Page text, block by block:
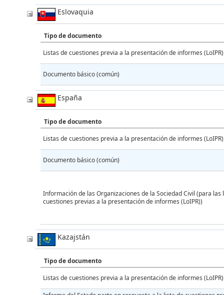
Eslovaquia
Tipo de documento
Listas de cuestiones previa a la presentación de informes (LoIPR)
Documento básico (común)
España
Tipo de documento
Listas de cuestiones previa a la presentación de informes (LoIPR)
Documento básico (común)
Información de las Organizaciones de la Sociedad Civil (para las
cuestiones previas a la presentación de informes (LoIPR))
Kazajstán
Tipo de documento
Listas de cuestiones previa a la presentación de informes (LoIPR)